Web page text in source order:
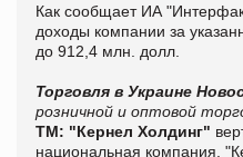
Как сообщает ИА
доходы компании за
до 912,4 млн. долл.
Торговля в Украине
розничной и оптовой
ТМ: "Кернел Холдинг"
национальная компания.